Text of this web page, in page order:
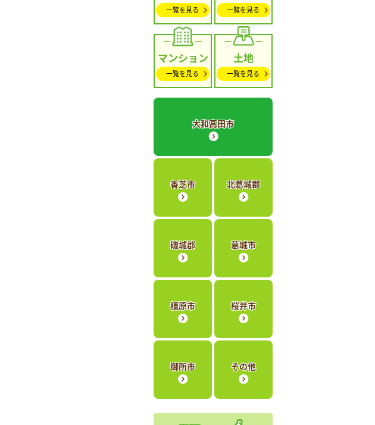
一覧を見る 一覧を見る
マンション
一覧を見る
土地
一覧を見る
大和高田市
香芝市 北葛城郡
磯城郡 葛城市
橿原市 桜井市
御所市 その他